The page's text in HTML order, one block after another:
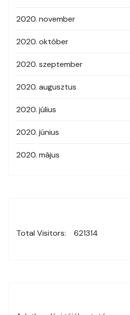
2020. november
2020. október
2020. szeptember
2020. augusztus
2020. július
2020. június
2020. május
Total Visitors: 621314